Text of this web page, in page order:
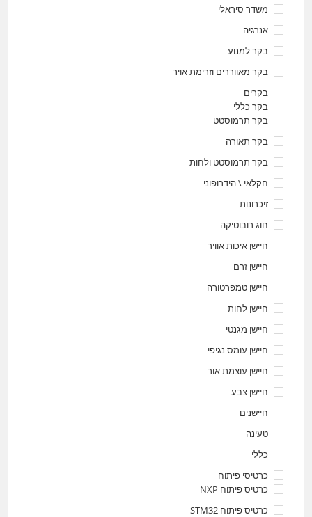
משדר סיראלי
אנרגיה
בקר למנוע
בקר מאווררים וזרימת אויר
בקרים
בקר כללי
בקר תרמוסטט
בקר תאורה
בקר תרמוסטט ולחות
חקלאי \ הידרופוני
זיכרונות
חוג רובוטיקה
חיישן איכות אוויר
חיישן זרם
חיישן טמפרטורה
חיישן לחות
חיישן מגנטי
חיישן עומס נגיפי
חיישן עוצמת אור
חיישן צבע
חיישנים
טעינה
כללי
כרטיסי פיתוח
כרטיס פיתוח NXP
כרטיס פיתוח STM32